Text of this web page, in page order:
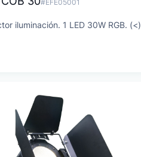
#EFE05001
iluminación. 1 LED 30W RGB. (<)